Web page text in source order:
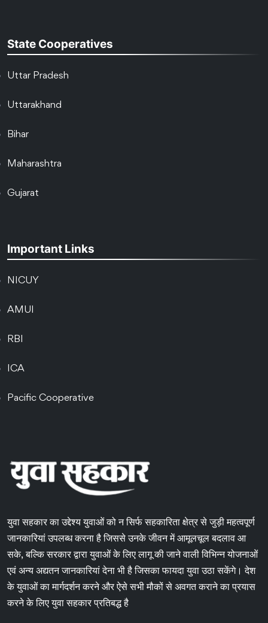
State Cooperatives
Uttar Pradesh
Uttarakhand
Bihar
Maharashtra
Gujarat
Important Links
NICUY
AMUI
RBI
ICA
Pacific Cooperative
युवा सहकार का उद्देश्य युवाओं को न सिर्फ सहकारिता क्षेत्र से जुड़ी महत्वपूर्ण
जानकारियां उपलब्ध करना है जिससे उनके जीवन में आमूलचूल बदलाव आ
सके, बल्कि सरकार द्वारा युवाओं के लिए लागू की जाने वाली विभिन्न योजनाओं
एवं अन्य अद्यतन जानकारियां देना भी है जिसका फायदा युवा उठा सकेंगे। देश
के युवाओं का मार्गदर्शन करने और ऐसे सभी मौकों से अवगत कराने का प्रयास
करने के लिए युवा सहकार प्रतिबद्ध है